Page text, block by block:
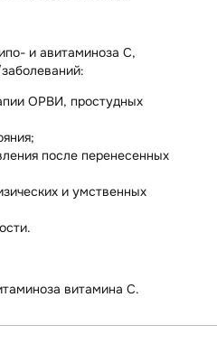
и авитаминоза С,
ОРВИ, простудных
после перенесенных
и умственных
витамина С.